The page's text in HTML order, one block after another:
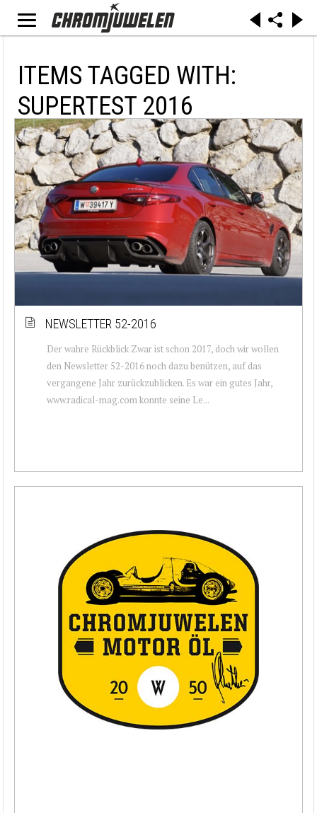
ITEMS TAGGED WITH:
SUPERTEST 2016
NEWSLETTER 52-2016
Der wahre Rückblick Zwar ist schon 2017, doch wir wollen
den Newsletter 52-2016 noch dazu benützen, auf das
vergangene Jahr zurückzublicken. Es war ein gutes Jahr,
www.radical-mag.com konnte seine Le...